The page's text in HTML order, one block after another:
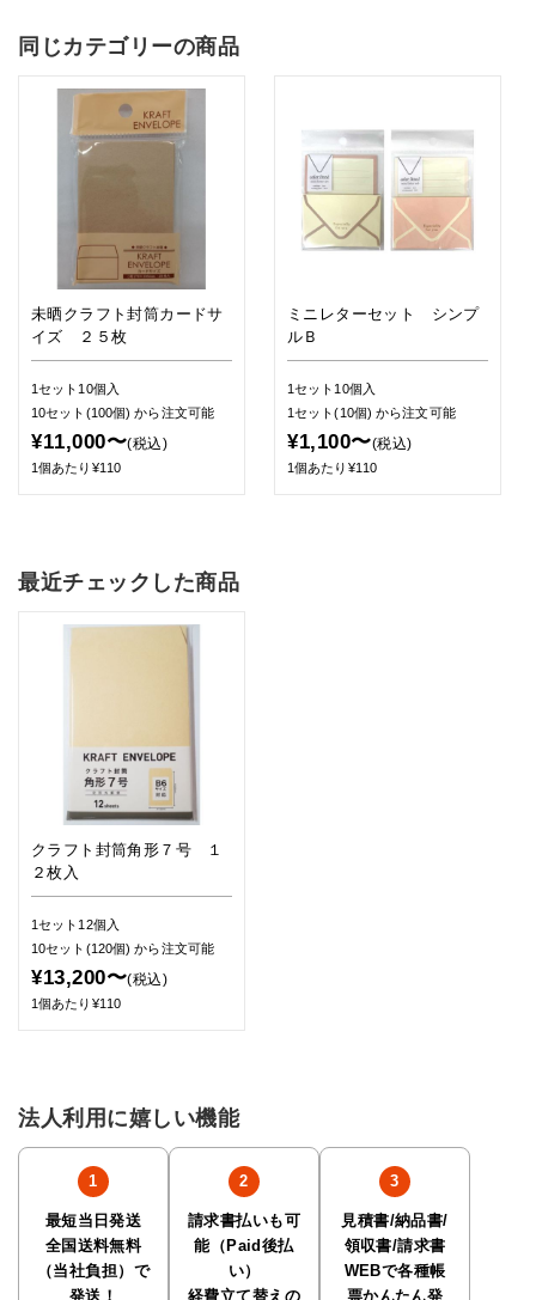
同じカテゴリーの商品
未晒クラフト封筒カードサ
イズ ２５枚
1セット10個入
10セット(100個)から注文可能
¥11,000〜(税込)
1個あたり¥110
ミニレターセット シンプ
ルＢ
1セット10個入
1セット(10個)から注文可能
¥1,100〜(税込)
1個あたり¥110
最近チェックした商品
クラフト封筒角形７号 １
２枚入
1セット12個入
10セット(120個)から注文可能
¥13,200〜(税込)
1個あたり¥110
法人利用に嬉しい機能
最短当日発送
全国送料無料
（当社負担）で
発送！
請求書払いも可
能（Paid後払
い）
経費立て替えの
見積書/納品書/
領収書/請求書
WEBで各種帳
票かんたん発